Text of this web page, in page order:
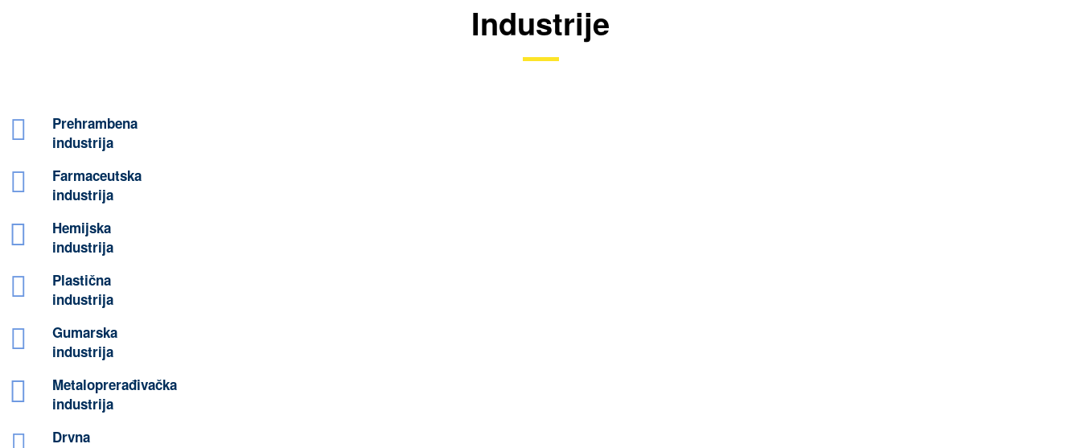
Industrije
Prehrambena
industrija
Farmaceutska
industrija
Hemijska
industrija
Plastična
industrija
Gumarska
industrija
Metaloprerađivačka
industrija
Drvna